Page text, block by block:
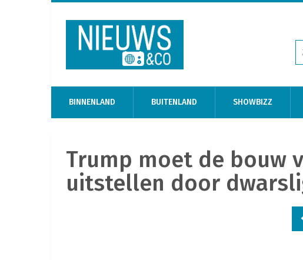
BINNENLAND BUITENLAND SHOWBIZZ
Trump moet de bouw
uitstellen door